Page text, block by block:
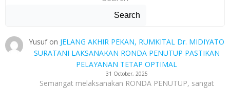
Search
Yusufon JELANG AKHIR PEKAN, RUMKITAL Dr. MIDIYATO
SURATANI LAKSANAKAN RONDA PENUTUP PASTIKAN
PELAYANAN TETAP OPTIMAL
31 October, 2025
Semangat melaksanakan RONDA PENUTUP, sangat